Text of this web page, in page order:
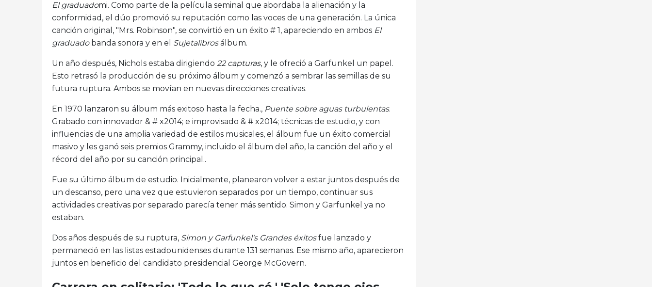
El graduadomi. Como parte de la película seminal que abordaba la alienación y la
conformidad, el dúo promovió su reputación como las voces de una generación. La única
canción original, "Mrs. Robinson", se convirtió en un éxito # 1, apareciendo en ambos El
graduadobanda sonora y en el Sujetalibrosálbum.
Un año después, Nichols estaba dirigiendo 22 capturas, y le ofreció a Garfunkel un papel.
Esto retrasó la producción de su próximo álbum y comenzó a sembrar las semillas de su
futura ruptura. Ambos se movían en nuevas direcciones creativas.
En 1970 lanzaron su álbum más exitoso hasta la fecha., Puente sobre aguas turbulentas.
Grabado con innovador & # x2014; e improvisado & # x2014; técnicas de estudio, y con
influencias de una amplia variedad de estilos musicales, el álbum fue un éxito comercial
masivo y les ganó seis premios Grammy, incluido el álbum del año, la canción del año y el
récord del año por su canción principal..
Fue su último álbum de estudio. Inicialmente, planearon volver a estar juntos después de
un descanso, pero una vez que estuvieron separados por un tiempo, continuar sus
actividades creativas por separado parecía tener más sentido. Simon y Garfunkel ya no
estaban.
Dos años después de su ruptura, Simon y Garfunkel's Grandes éxitosfue lanzado y
permaneció en las listas estadounidenses durante 131 semanas. Ese mismo año, aparecieron
juntos en beneficio del candidato presidencial George McGovern.